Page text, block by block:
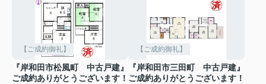
【ご成約御礼】
『岸和田市松風町 中古戸建』
ご成約ありがとうございます！
【ご成約御礼】
『岸和田市三田町 中古戸建』
ご成約ありがとうございます！